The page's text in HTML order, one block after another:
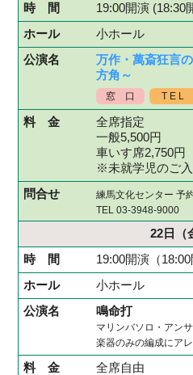
19:00開演 (18:30
小ホール
万作・萬斎狂言
方角～
窓 口 TEL
全席指定
一般5,500円
車いす席2,750円
※未就学児のご入
練馬文化センター 予
TEL 03-3948-9000
22日
（
19:00開演（18:00
小ホール
鳴命打
マリンバソロ・アン
楽器のみの編成にア
全席自由